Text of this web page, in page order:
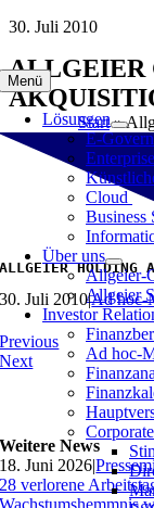
Zum
springen
Menü
Lösungen
E-
Cloud
Business
Über uns
Allgeier-
Allgeier
Investor
Ad hoc-
30. Juli 2010
ALLGEIER
Start»
ALLGEIER
30. Juli 2010|Ad hoc-
Previous
Next
Weitere News
18. Juni 2026|
28 verlorene
Wachstumshemmnis